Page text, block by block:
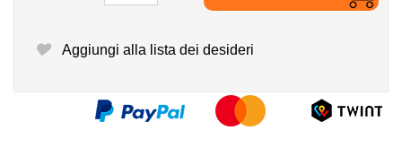
Aggiungi alla lista dei desideri